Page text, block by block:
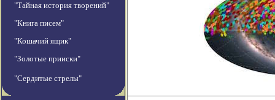
"Тайная история творений"
"Книга писем"
"Кошачий ящик"
"Золотые прииски"
"Сердитые стрелы"